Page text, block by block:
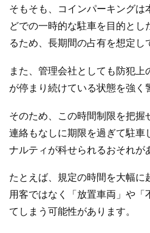
そもそも、コインパーキングは
どでの一時的な駐車を目的とし
るため、長期間の占有を想定し
また、管理会社としても防犯
が停まり続けている状態を強く
そのため、この時間制限を把握
連絡もなしに期限を過ぎて駐車
ナルティが科せられるおそれが
たとえば、規定の時間を大幅に
用客ではなく「放置車両」や
てしまう可能性があります。